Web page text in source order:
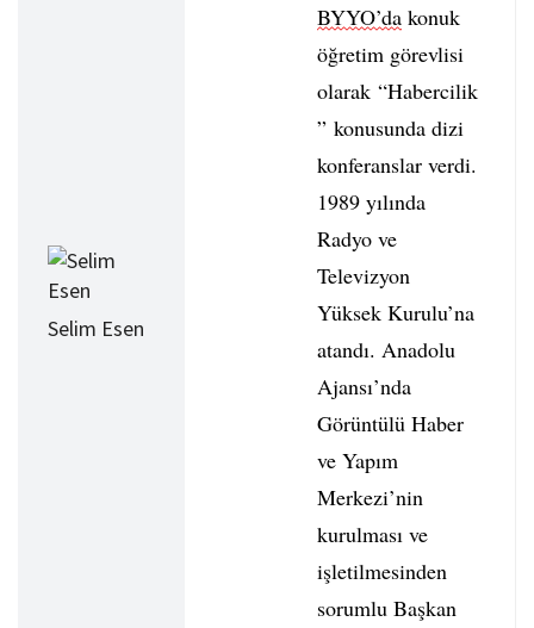
Selim Esen
BYYO’da konuk
öğretim görevlisi
olarak “Habercilik
” konusunda dizi
konferanslar verdi.
1989 yılında
Radyo ve
Televizyon
Yüksek Kurulu’na
atandı. Anadolu
Ajansı’nda
Görüntülü Haber
ve Yapım
Merkezi’nin
kurulması ve
işletilmesinden
sorumlu Başkan